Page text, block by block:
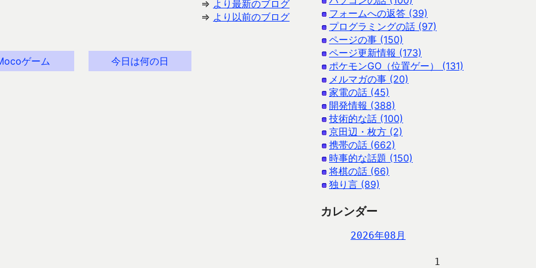
⇒ より最新のブログ
⇒ より以前のブログ
ゲーム 今日は何の日
フォームへの返答 (39)
プログラミングの話 (97)
ページの事 (150)
ページ更新情報 (173)
ポケモンGO（位置ゲー） (131)
メルマガの事 (20)
家電の話 (45)
開発情報 (388)
技術的な話 (100)
京田辺・枚方 (2)
携帯の話 (662)
時事的な話題 (150)
将棋の話 (66)
独り言 (89)
カレンダー
2026年08月
                   1